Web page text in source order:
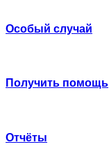
Особый случай
Получить помощь
Отчёты